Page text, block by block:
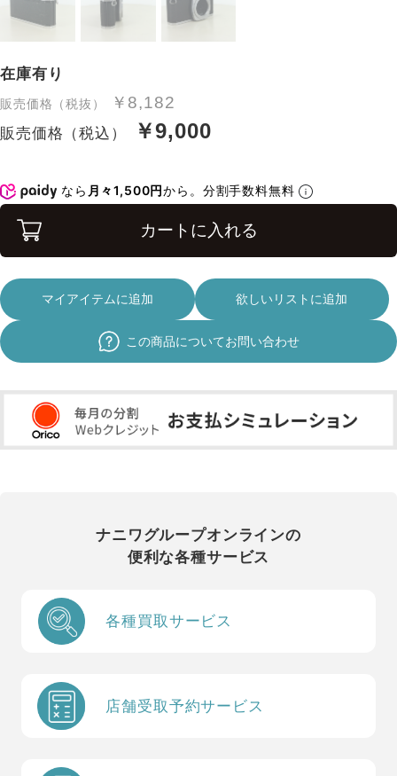
在庫有り
販売価格（税抜） ￥8,182
販売価格（税込） ￥9,000
なら 月々1,500円から。分割手数料無料
カートに入れる
マイアイテムに追加 欲しいリストに追加
この商品についてお問い合わせ
ナニワグループオンラインの
便利な各種サービス
各種買取サービス
店舗受取予約サービス